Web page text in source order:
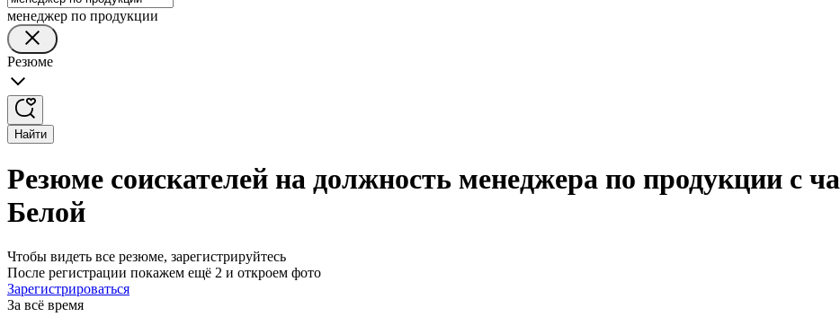
менеджер по продукции
Резюме
Найти
Резюме соискателей на должность менеджера по продукции с
Белой
Чтобы видеть все резюме, зарегистрируйтесь
После регистрации покажем ещё 2 и откроем фото
Зарегистрироваться
За всё время